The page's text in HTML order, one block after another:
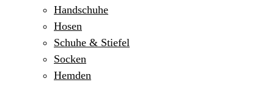
Handschuhe
Hosen
Schuhe & Stiefel
Socken
Hemden